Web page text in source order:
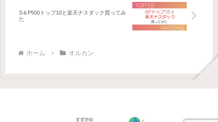
S＆P500トップ10と楽天ナスダック買ってみ
た
ホーム オルカン